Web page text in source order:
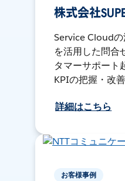
株式会社
Service Cloud
を活用した問合
タマーサポート
KPIの把握・改
詳細はこちら
お客様事例